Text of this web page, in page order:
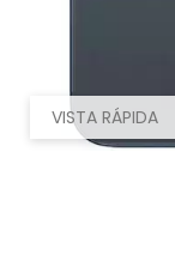
VISTA RÁPIDA